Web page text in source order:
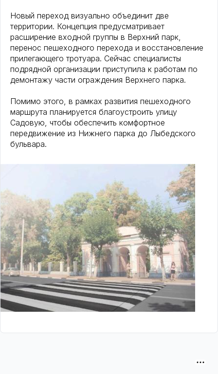
Новый переход визуально объединит две
территории. Концепция предусматривает
расширение входной группы в Верхний парк,
перенос пешеходного перехода и восстановление
прилегающего тротуара. Сейчас специалисты
подрядной организации приступила к работам по
демонтажу части ограждения Верхнего парка.
Помимо этого, в рамках развития пешеходного
маршрута планируется благоустроить улицу
Садовую, чтобы обеспечить комфортное
передвижение из Нижнего парка до Лыбедского
бульвара.